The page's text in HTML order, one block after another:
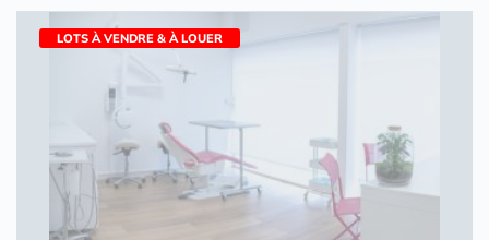
LOTS À VENDRE & À LOUER